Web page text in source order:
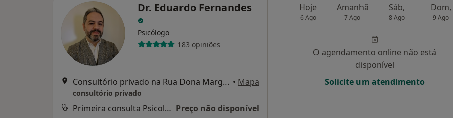
Dr. Eduardo Fernandes
Psicólogo
183 opiniões
Consultório privado na Rua Dona Margarida Chaves n. 55, Vila Real • Mapa
consultório privado
Primeira consulta Psicologia Preço não disponível
Hoje
6 Ago
Amanhã
7 Ago
Sáb,
8 Ago
Dom,
9 Ago
O agendamento online não está
disponível
Solicite um atendimento